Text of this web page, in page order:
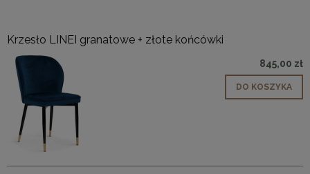
Krzesło LINEI granatowe + złote końcówki
845,00 zł
DO KOSZYKA